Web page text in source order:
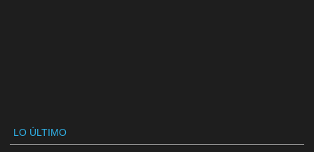
LO ÚLTIMO